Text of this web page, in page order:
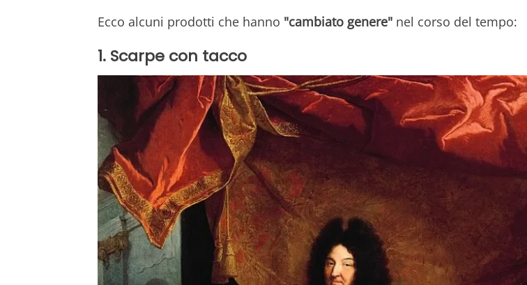
Ecco alcuni prodotti che hanno "cambiato genere" nel corso del tempo:
1. Scarpe con tacco